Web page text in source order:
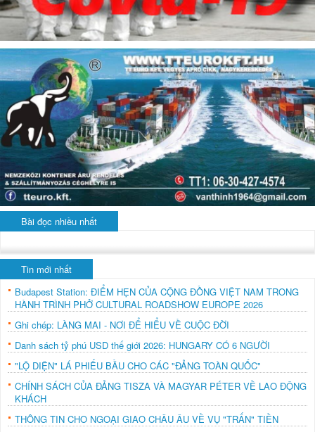
Bài đọc nhiều nhất
Tin mới nhất
Budapest Station: ĐIỂM HẸN CỦA CỘNG ĐỒNG VIỆT NAM TRONG
HÀNH TRÌNH PHỞ CULTURAL ROADSHOW EUROPE 2026
Ghi chép: LÀNG MAI - NƠI ĐỂ HIỂU VỀ CUỘC ĐỜI
Danh sách tỷ phú USD thế giới 2026: HUNGARY CÓ 6 NGƯỜI
"LỘ DIỆN" LÁ PHIẾU BẦU CHO CÁC "ĐẢNG TOÀN QUỐC"
CHÍNH SÁCH CỦA ĐẢNG TISZA VÀ MAGYAR PÉTER VỀ LAO ĐỘNG
KHÁCH
THÔNG TIN CHO NGOẠI GIAO CHÂU ÂU VỀ VỤ "TRẤN" TIỀN